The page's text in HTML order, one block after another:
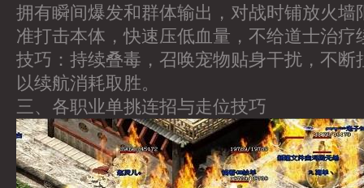
拥有瞬间爆发和群体输出，对战时铺放火墙
准打击本体，快速压低血量，不给道士治疗
技巧：持续叠毒，召唤宠物贴身干扰，不断
以续航消耗取胜。
三、各职业单挑连招与走位技巧